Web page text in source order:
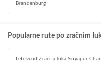
Brandenburg
Popularne rute po zračnim
Letovi od Zračna luka Singapur